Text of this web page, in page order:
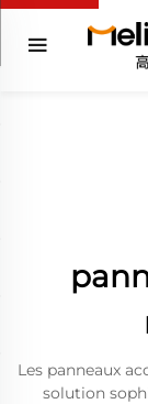
Les panneaux
solution